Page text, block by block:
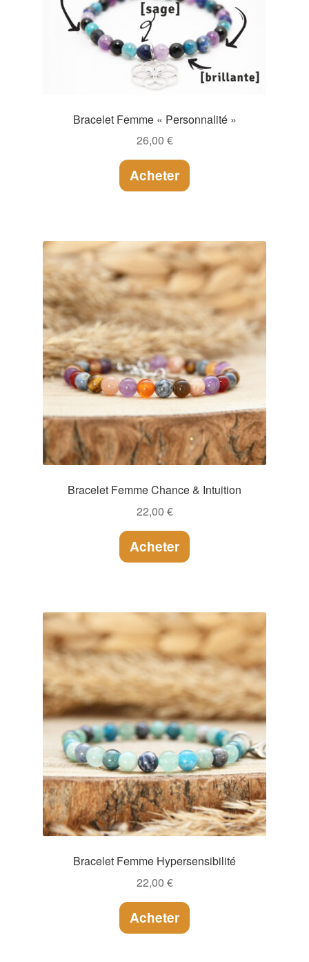
Bracelet Femme « Personnalité »
26,00 €
Acheter
Bracelet Femme Chance & Intuition
22,00 €
Acheter
Bracelet Femme Hypersensibilité
22,00 €
Acheter